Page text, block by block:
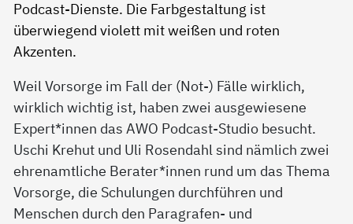
Weil Vorsorge im Fall der (Not-) Fälle wirklich,
wirklich wichtig ist, haben zwei ausgewiesene
Expert*innen das AWO Podcast-Studio besucht.
Uschi Krehut und Uli Rosendahl sind nämlich zwei
ehrenamtliche Berater*innen rund um das Thema
Vorsorge, die Schulungen durchführen und
Menschen durch den Paragrafen- und